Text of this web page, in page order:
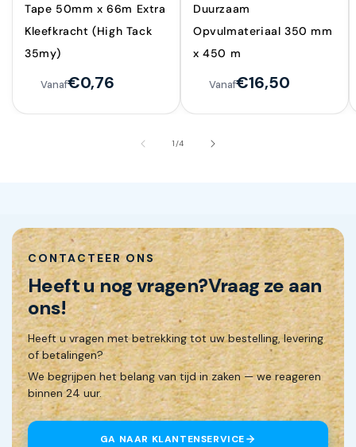
Tape 50mm x 66m Extra
Kleefkracht (High Tack
35my)
Vanaf€0,76
Duurzaam
Opvulmateriaal 350 mm
x 450 m
Vanaf€16,50
1/van
4
CONTACTEER ONS
Heeft u nog vragen?Vraag ze aan
ons!
Heeft u vragen met betrekking tot uw bestelling, levering
of betalingen?
We begrijpen het belang van tijd in zaken — we reageren
binnen 24 uur.
GA NAAR KLANTENSERVICE